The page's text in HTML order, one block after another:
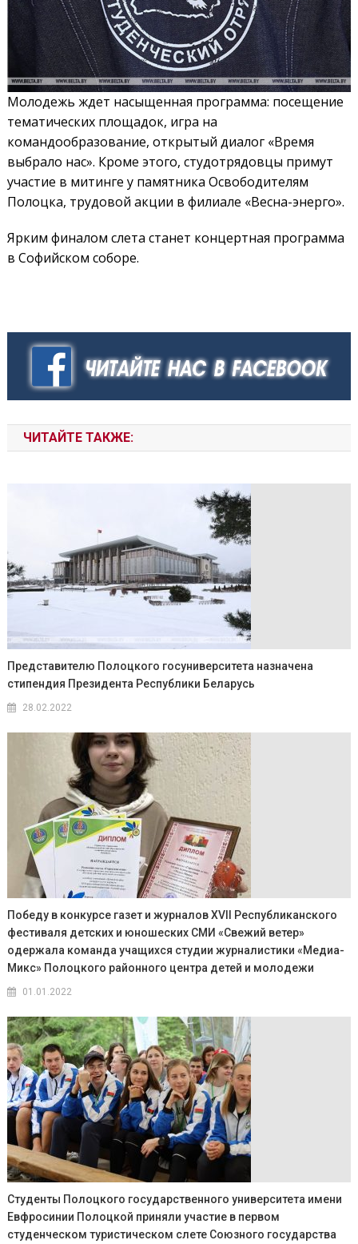
Молодежь ждет насыщенная программа: посещение
тематических площадок, игра на
командообразование, открытый диалог «Время
выбрало нас». Кроме этого, студотрядовцы примут
участие в митинге у памятника Освободителям
Полоцка, трудовой акции в филиале «Весна-энерго».
Ярким финалом слета станет концертная программа
в Софийском соборе.
ЧИТАЙТЕ ТАКЖЕ:
Представителю Полоцкого госуниверситета назначена
стипендия Президента Республики Беларусь
28.02.2022
Победу в конкурсе газет и журналов XVII Республиканского
фестиваля детских и юношеских СМИ «Свежий ветер»
одержала команда учащихся студии журналистики «Медиа-
Микс» Полоцкого районного центра детей и молодежи
01.01.2022
Студенты Полоцкого государственного университета имени
Евфросинии Полоцкой приняли участие в первом
студенческом туристическом слете Союзного государства